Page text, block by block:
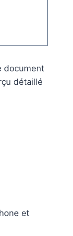
document
détaillé
et